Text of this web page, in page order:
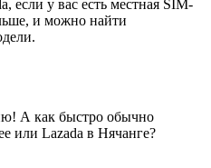
если у вас есть местная SIM-
и можно найти
А как быстро обычно
или Lazada в Нячанге?